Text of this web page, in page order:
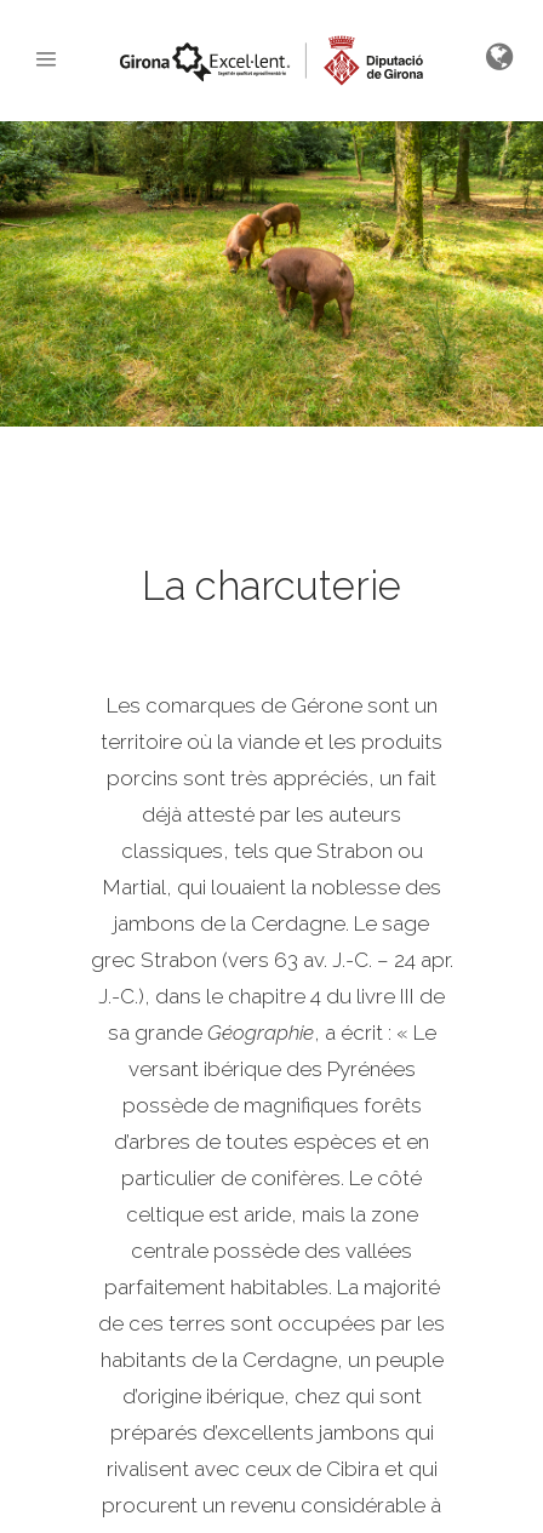
La charcuterie
Les comarques de Gérone sont un
territoire où la viande et les produits
porcins sont très appréciés, un fait
déjà attesté par les auteurs
classiques, tels que Strabon ou
Martial, qui louaient la noblesse des
jambons de la Cerdagne. Le sage
grec Strabon (vers 63 av. J.-C. – 24 apr.
J.-C.), dans le chapitre 4 du livre III de
sa grande Géographie, a écrit : « Le
versant ibérique des Pyrénées
possède de magnifiques forêts
d’arbres de toutes espèces et en
particulier de conifères. Le côté
celtique est aride, mais la zone
centrale possède des vallées
parfaitement habitables. La majorité
de ces terres sont occupées par les
habitants de la Cerdagne, un peuple
d’origine ibérique, chez qui sont
préparés d’excellents jambons qui
rivalisent avec ceux de Cibira et qui
procurent un revenu considérable à